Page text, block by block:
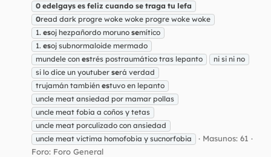
0 edelgays es feliz cuando se traga tu lefa
0read dark progre woke woke progre woke woke
1. esoj hezpañordo moruno semítico
1. esoj subnormaloide mermado
mundele con estrés postraumático tras lepanto
ni si ni no
si lo dice un youtuber será verdad
trujamán también estuvo en lepanto
uncle meat ansiedad por mamar pollas
uncle meat fobia a coños y tetas
uncle meat porculizado con ansiedad
uncle meat victima homofobia y sucnorfobia
Masunos: 61
Foro: Foro General